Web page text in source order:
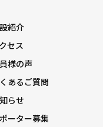
紹介
セス
様の声
あるご質問
らせ
ーター募集